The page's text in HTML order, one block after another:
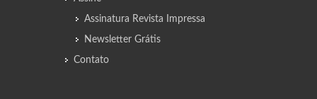
Assinatura Revista Impressa
Newsletter Grátis
Contato